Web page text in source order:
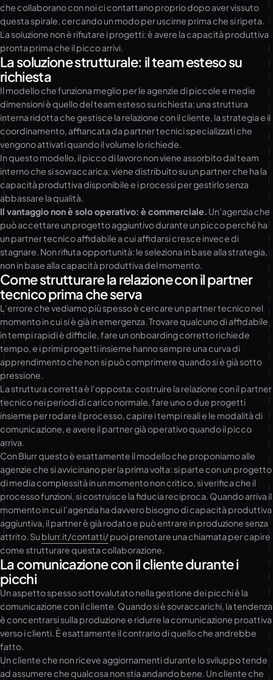
che collaborano con noi ci contattano proprio dopo aver vissuto
questa spirale, cercando un modo per uscirne prima che si ripeta.
La soluzione non è rifiutare i progetti: è avere la capacità produttiva
pronta prima che il picco arrivi.
La soluzione strutturale: il team esteso su
richiesta
Il modello che funziona meglio per le agenzie di piccole e medie
dimensioni è quello del team esteso su richiesta: una struttura
interna ridotta che gestisce la relazione con il cliente, la strategia e il
coordinamento, affiancata da partner tecnici specializzati che
vengono attivati quando il volume lo richiede.
In questo modello, il picco di lavoro non viene assorbito dal team
interno che si sovraccarica: viene distribuito su un partner che ha la
capacità produttiva disponibile e i processi per gestirlo senza
abbassare la qualità.
Il vantaggio non è solo operativo: è commerciale. Un’agenzia che
può accettare un progetto aggiuntivo durante un picco perché ha
un partner tecnico affidabile a cui affidarsi cresce invece di
stagnare. Non rifiuta opportunità: le seleziona in base alla strategia,
non in base alla capacità produttiva del momento.
Come strutturare la relazione con il partner
tecnico prima che serva
L’errore che vediamo più spesso è cercare un partner tecnico nel
momento in cui si è già in emergenza. Trovare qualcuno di affidabile
in tempi rapidi è difficile, fare un onboarding corretto richiede
tempo, e i primi progetti insieme hanno sempre una curva di
apprendimento che non si può comprimere quando si è già sotto
pressione.
La struttura corretta è l’opposta: costruire la relazione con il partner
tecnico nei periodi di carico normale, fare uno o due progetti
insieme per rodare il processo, capire i tempi reali e le modalità di
comunicazione, e avere il partner già operativo quando il picco
arriva.
Con Blurr questo è esattamente il modello che proponiamo alle
agenzie che si avvicinano per la prima volta: si parte con un progetto
di media complessità in un momento non critico, si verifica che il
processo funzioni, si costruisce la fiducia reciproca. Quando arriva il
momento in cui l’agenzia ha davvero bisogno di capacità produttiva
aggiuntiva, il partner è già rodato e può entrare in produzione senza
attrito. Su blurr.it/contatti/puoi prenotare una chiamata per capire
come strutturare questa collaborazione.
La comunicazione con il cliente durante i
picchi
Un aspetto spesso sottovalutato nella gestione dei picchi è la
comunicazione con il cliente. Quando si è sovraccarichi, la tendenza
è concentrarsi sulla produzione e ridurre la comunicazione proattiva
verso i clienti. È esattamente il contrario di quello che andrebbe
fatto.
Un cliente che non riceve aggiornamenti durante lo sviluppo tende
ad assumere che qualcosa non stia andando bene. Un cliente che